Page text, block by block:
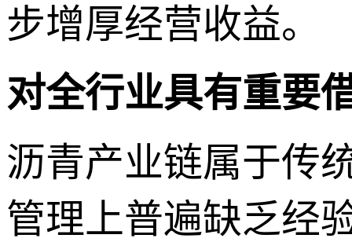
步增厚经营收益。
对全行业具有重要
沥青产业链属于传
管理上普遍缺乏经